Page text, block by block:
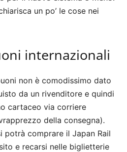
un po’ le cose nei
internazionali
non è comodissimo dato
da un rivenditore e quindi
cartaceo via corriere
della consegna).
potrà comprare il Japan Rail
e recarsi nelle biglietterie